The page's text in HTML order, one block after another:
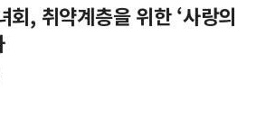
회, 취약계층을 위한 ‘사랑의